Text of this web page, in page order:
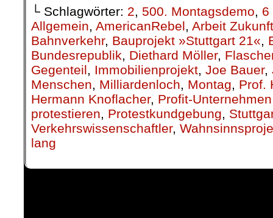
└ Schlagwörter: 2, 500. Montagsdemo, 6
Allgemein, AmericanRebel, Arbeit Zukunft
Bahnverkehr, Bauprojekt »Stuttgart 21«,
Bundesrepublik, Diethard Möller,
Gegenteil, Immobilienprojekt, Joe Bauer,
Menschen, Milliardenloch, Montag, Prof.
Hermann Knoflacher, Profit-Unternehmen
protestieren, Protestkundgebung,
Verkehrswissenschaftler,
lang